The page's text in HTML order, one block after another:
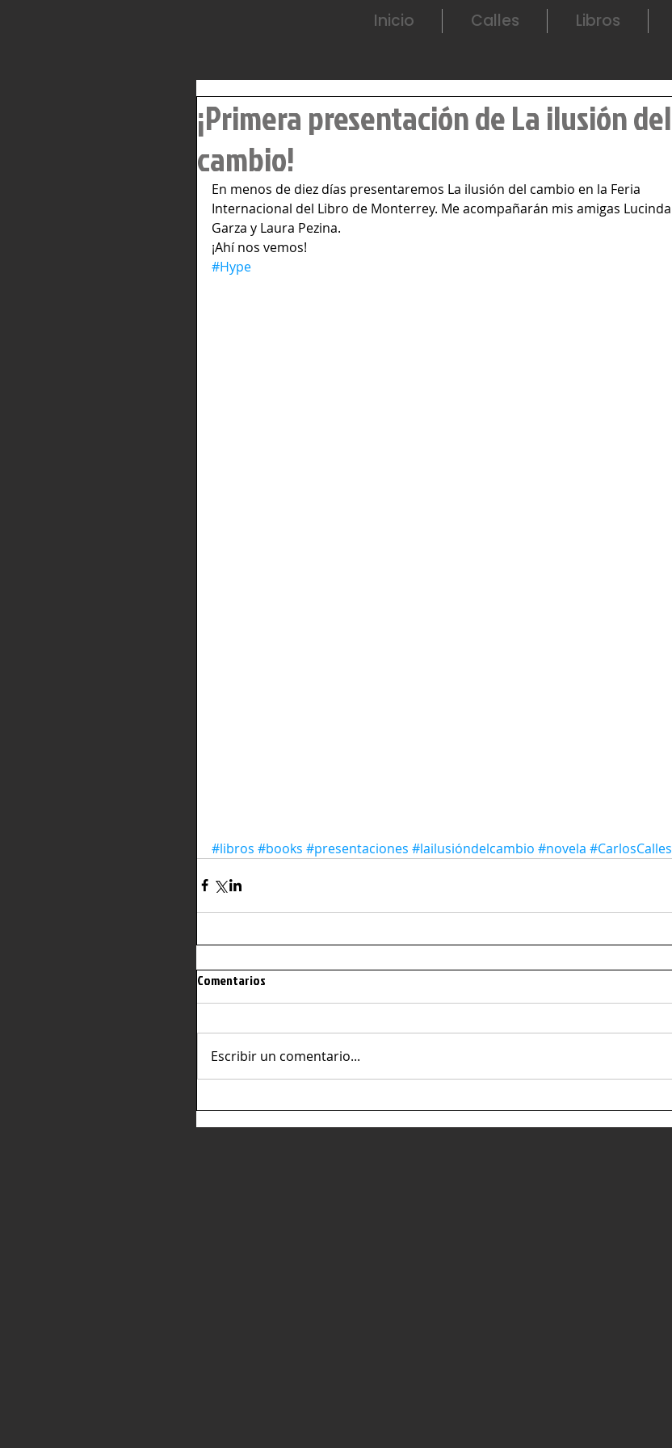
Inicio Calles Libros
¡Primera presentación de La ilusión del
cambio!
En menos de diez días presentaremos La ilusión del cambio en la Feria
Internacional del Libro de Monterrey. Me acompañarán mis amigas Lucinda
Garza y Laura Pezina.
¡Ahí nos vemos!
#Hype
#libros #books #presentaciones #lailusióndelcambio #novela #CarlosCalles
Comentarios
Escribir un comentario...